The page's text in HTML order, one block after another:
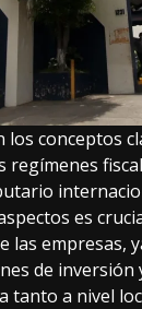
los conceptos
regímenes
es
las empresas,
de inversión
tanto a nivel